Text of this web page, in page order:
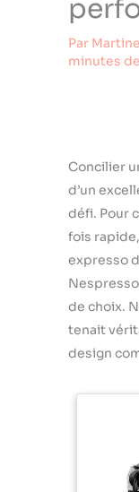
Par
minutes
Concilier
d’un
défi. Pour
fois
expresso
de choix.
tenait
design